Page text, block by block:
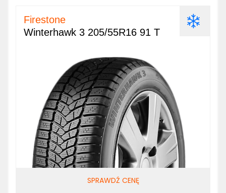
Firestone
Winterhawk 3 205/55R16 91 T
SPRAWDŹ CENĘ